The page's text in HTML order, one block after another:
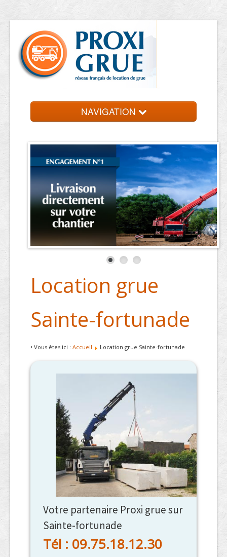
NAVIGATION
Location grue
Sainte-fortunade
• Vous êtes ici : Accueil Location grue Sainte-fortunade
Votre partenaire Proxi grue sur
Sainte-fortunade
Tél : 09.75.18.12.30